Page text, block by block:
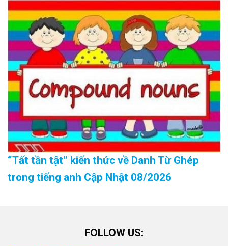
“Tất tần tật” kiến thức về Danh Từ Ghép
trong tiếng anh Cập Nhật 08/2026
FOLLOW US: